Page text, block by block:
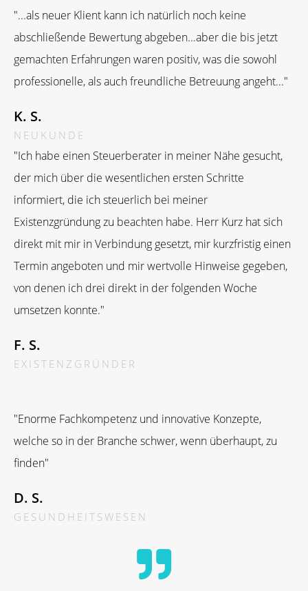
"...als neuer Klient kann ich natürlich noch keine
abschließende Bewertung abgeben...aber die bis jetzt
gemachten Erfahrungen waren positiv, was die sowohl
professionelle, als auch freundliche Betreuung angeht..."
K. S.
NEUKUNDE
"Ich habe einen Steuerberater in meiner Nähe gesucht,
der mich über die wesentlichen ersten Schritte
informiert, die ich steuerlich bei meiner
Existenzgründung zu beachten habe. Herr Kurz hat sich
direkt mit mir in Verbindung gesetzt, mir kurzfristig einen
Termin angeboten und mir wertvolle Hinweise gegeben,
von denen ich drei direkt in der folgenden Woche
umsetzen konnte."
F. S.
EXISTENZGRÜNDER
"Enorme Fachkompetenz und innovative Konzepte,
welche so in der Branche schwer, wenn überhaupt, zu
finden"
D. S.
GESUNDHEITSWESEN